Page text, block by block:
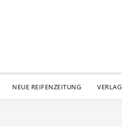
NEUE REIFENZEITUNG VERLAG